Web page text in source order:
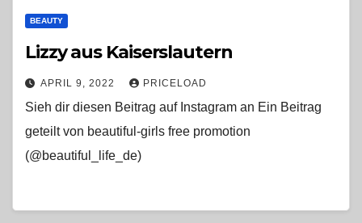
BEAUTY
Lizzy aus Kaiserslautern
APRIL 9, 2022 PRICELOAD
Sieh dir diesen Beitrag auf Instagram an Ein Beitrag
geteilt von beautiful-girls free promotion
(@beautiful_life_de)